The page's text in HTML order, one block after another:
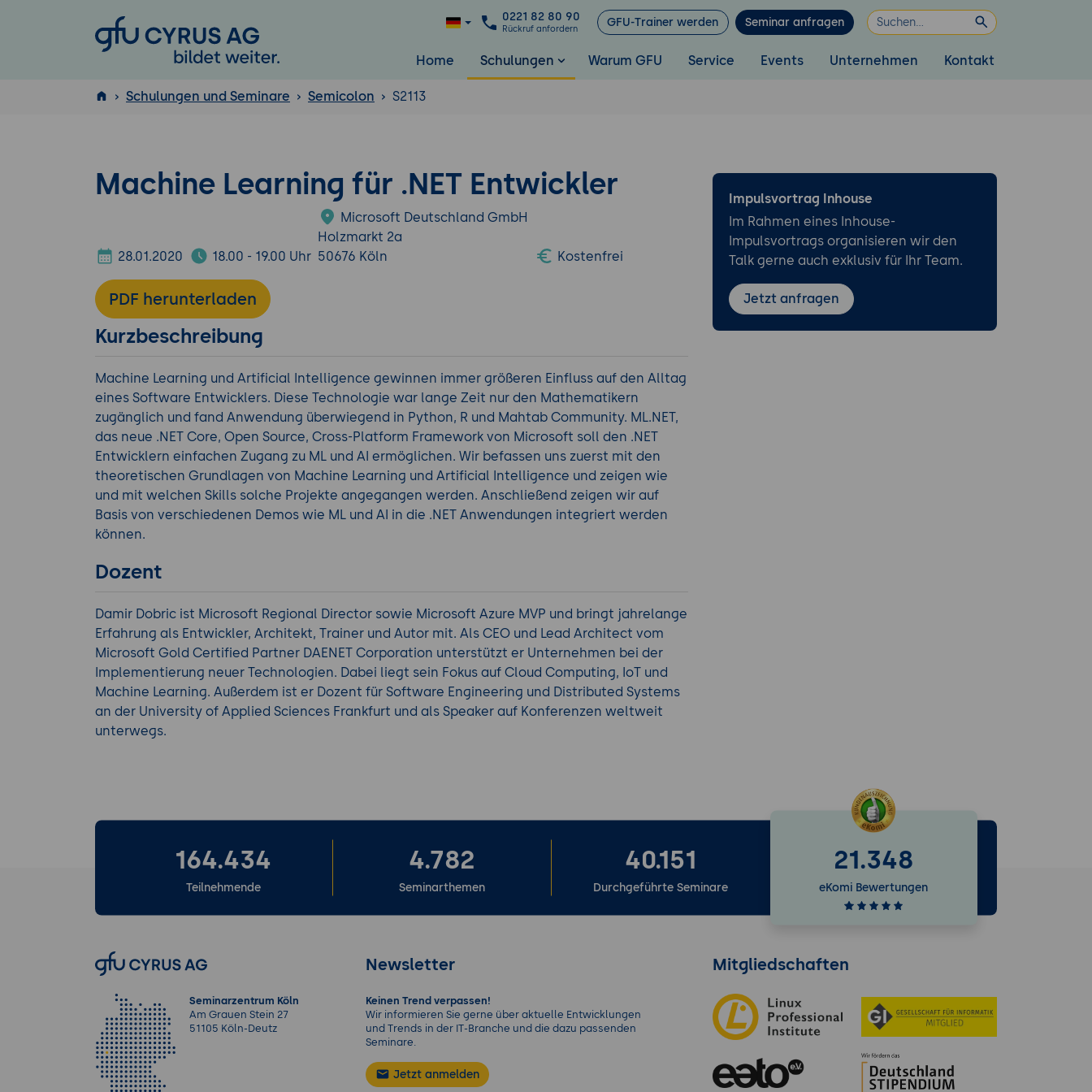
GFU Cyrus AG
0221 82 80 90
Rückruf anfordern GFU-Trainer werden Seminar anfragen
Home Schulungen Warum GFU Service Events Unternehmen Kontakt
ISTQB
Schulungen und Seminare Semicolon S2113
Machine Learning für .NET Entwickler
28.01.2020 18.00 - 19.00 Uhr
Microsoft Deutschland GmbH
Holzmarkt 2a
50676 Köln
Kostenfrei
PDF herunterladen
Kurzbeschreibung
Machine Learning und Artificial Intelligence gewinnen immer größeren Einfluss auf den Alltag
eines Software Entwicklers. Diese Technologie war lange Zeit nur den Mathematikern
zugänglich und fand Anwendung überwiegend in Python, R und Mahtab Community. ML.NET,
das neue .NET Core, Open Source, Cross-Platform Framework von Microsoft soll den .NET
Entwicklern einfachen Zugang zu ML und AI ermöglichen. Wir befassen uns zuerst mit den
theoretischen Grundlagen von Machine Learning und Artificial Intelligence und zeigen wie
und mit welchen Skills solche Projekte angegangen werden. Anschließend zeigen wir auf
Basis von verschiedenen Demos wie ML und AI in die .NET Anwendungen integriert werden
können.
Dozent
Damir Dobric ist Microsoft Regional Director sowie Microsoft Azure MVP und bringt jahrelange
Erfahrung als Entwickler, Architekt, Trainer und Autor mit. Als CEO und Lead Architect vom
Microsoft Gold Certified Partner DAENET Corporation unterstützt er Unternehmen bei der
Implementierung neuer Technologien. Dabei liegt sein Fokus auf Cloud Computing, IoT und
Machine Learning. Außerdem ist er Dozent für Software Engineering und Distributed Systems
an der University of Applied Sciences Frankfurt und als Speaker auf Konferenzen weltweit
unterwegs.
Impulsvortrag Inhouse
Im Rahmen eines Inhouse-
Impulsvortrags organisieren wir den
Talk gerne auch exklusiv für Ihr Team.
Jetzt anfragen
164.434
Teilnehmende
4.782
Seminarthemen
40.151
Durchgeführte Seminare
21.348
eKomi Bewertungen
Seminarzentrum Köln
Am Grauen Stein 27
51105 Köln-Deutz
Newsletter
Keinen Trend verpassen!
Wir informieren Sie gerne über aktuelle Entwicklungen
und Trends in der IT-Branche und die dazu passenden
Seminare.
Jetzt anmelden
Mitgliedschaften